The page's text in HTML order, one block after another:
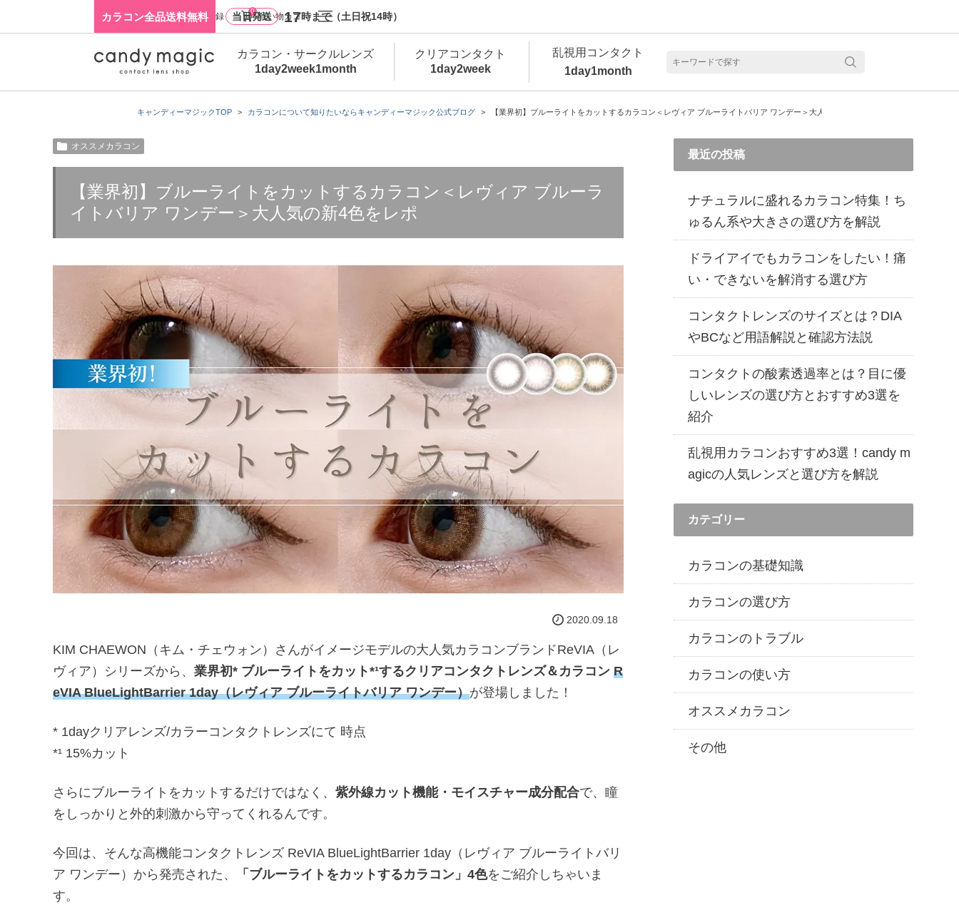
カラコン全品送料無料 当日発送 17時まで（土日祝14時）
キャンディーマジックTOP カラコンについて知りたいならキャンディーマジック公式ブログ 【業界初】ブルーライトをカットするカラコン＜レヴィア ブルーライトバリア ワンデー＞大人気の新4色をレポ
オススメカラコン
【業界初】ブルーライトをカットするカラコン＜レヴィア ブルーラ
イトバリア ワンデー＞大人気の新4色をレポ
2020.09.18
KIM CHAEWON（キム・チェウォン）さんがイメージモデルの大人気カラコンブランドReVIA（レ
ヴィア）シリーズから、 業界初* ブルーライトをカット*¹するクリアコンタクトレンズ＆カラコン R
eVIA BlueLightBarrier 1day（レヴィア ブルーライトバリア ワンデー）が登場しました！
* 1dayクリアレンズ/カラーコンタクトレンズにて 時点
*¹ 15%カット
さらにブルーライトをカットするだけではなく、 紫外線カット機能・モイスチャー成分配合で、瞳
をしっかりと外的刺激から守ってくれるんです。
今回は、そんな高機能コンタクトレンズ ReVIA BlueLightBarrier 1day（レヴィア ブルーライトバリ
ア ワンデー）から発売された、
「ブルーライトをカットするカラコン」4色をご紹介しちゃいま
す。
最近の投稿
ナチュラルに盛れるカラコン特集！ち
ゅるん系や大きさの選び方を解説
ドライアイでもカラコンをしたい！痛
い・できないを解消する選び方
コンタクトレンズのサイズとは？DIA
やBCなど用語解説と確認方法説
コンタクトの酸素透過率とは？目に優
しいレンズの選び方とおすすめ3選を
紹介
乱視用カラコンおすすめ3選！candy m
agicの人気レンズと選び方を解説
カテゴリー
カラコンの基礎知識
カラコンの選び方
カラコンのトラブル
カラコンの使い方
オススメカラコン
その他
ログイン・新規会員登録
0
買い物カゴ
カラコン・サークルレンズ
1day2week1month
クリアコンタクト
1day2week
乱視用コンタクト
1day1month
カラコン・サークルレンズ 1day 商品一覧を見る
乱視用カラコン 1day商品一覧を見る
カラコン・サークルレンズ 2week商品一覧を見る
カラコン・サークルレンズ 1month商品一覧を見る
クリアコンタクトレンズ 1day 商品一覧を見る 乱視用カラコン 1day商品一覧を見る
クリアコンタクトレンズ 2week 商品一覧を見る
乱視用カラコン 1day商品一覧を見る
乱視用カラコン 1month商品一覧を見る